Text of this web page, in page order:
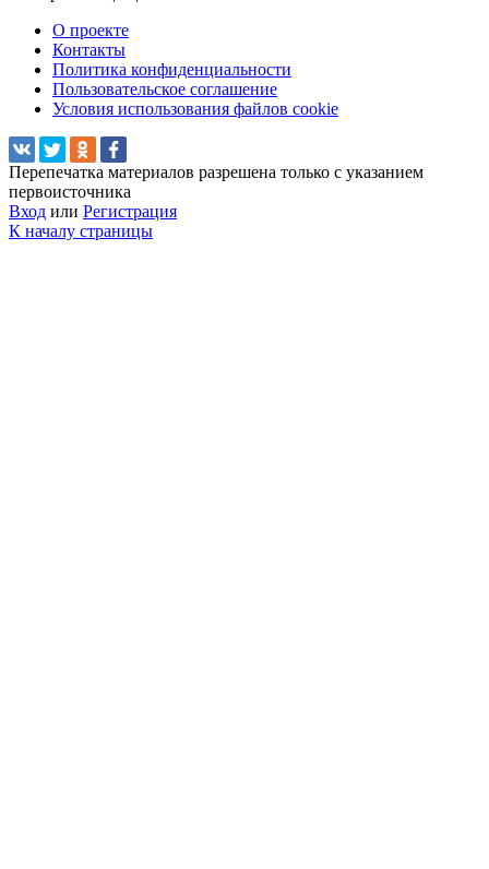
О проекте
Контакты
Политика конфиденциальности
Пользовательское соглашение
Условия использования файлов cookie
Перепечатка материалов разрешена только с указанием
первоисточника
Вход или Регистрация
К началу страницы